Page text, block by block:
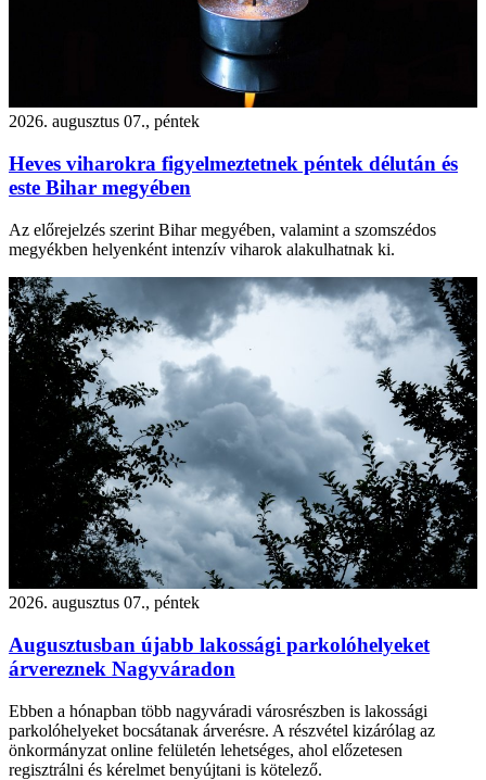
2026. augusztus 07., péntek
Heves viharokra figyelmeztetnek péntek délután és
este Bihar megyében
Az előrejelzés szerint Bihar megyében, valamint a szomszédos
megyékben helyenként intenzív viharok alakulhatnak ki.
2026. augusztus 07., péntek
Augusztusban újabb lakossági parkolóhelyeket
árvereznek Nagyváradon
Ebben a hónapban több nagyváradi városrészben is lakossági
parkolóhelyeket bocsátanak árverésre. A részvétel kizárólag az
önkormányzat online felületén lehetséges, ahol előzetesen
regisztrálni és kérelmet benyújtani is kötelező.